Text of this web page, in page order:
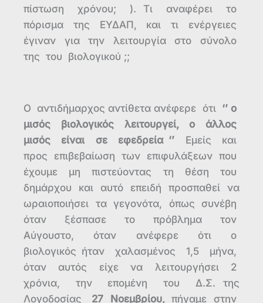
πίστωση χρόνου; ). Τι αναφέρει το
πόρισμα της ΕΥΔΑΠ, και τι ενέργειες
έγιναν για την λειτουργία στο σύνολο
της του βιολογικού ;;
Ο αντιδήμαρχος αντίθετα ανέφερε ότι ‘’ ο
μισός βιολογικός λειτουργεί, ο άλλος
μισός είναι σε εφεδρεία ‘’ Εμείς και
προς επιβεβαίωση των επιφυλάξεων που
έχουμε μη πιστεύοντας τη θέση του
δημάρχου και αυτό επειδή προσπαθεί να
ωραιοποιήσει τα γεγονότα, όπως συνέβη
όταν ξέσπασε το πρόβλημα τον
Αύγουστο, όταν ανέφερε ότι ο
βιολογικός ήταν χαλασμένος 1,5 μήνα,
όταν αυτός είχε να λειτουργήσει 2
χρόνια, την επομένη του Δ.Σ. της
Λογοδοσίας 27 Νοεμβρίου, πήγαμε στην